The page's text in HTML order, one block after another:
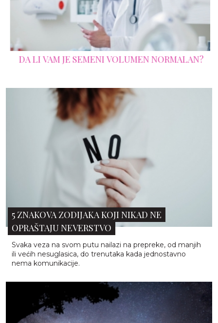
DA LI VAM JE SEMENI VOLUMEN NORMALAN?
5 ZNAKOVA ZODIJAKA KOJI NIKAD NE
OPRAŠTAJU NEVERSTVO
Svaka veza na svom putu nailazi na prepreke, od manjih
ili većih nesuglasica, do trenutaka kada jednostavno
nema komunikacije.